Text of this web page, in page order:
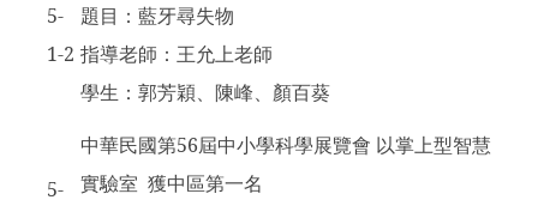
5-
1-2
題目：藍牙尋失物
指導老師：王允上老師
學生：郭芳穎、陳峰、顏百葵
5-
中華民國第56屆中小學科學展覽會 以掌上型智慧
實驗室 獲中區第一名